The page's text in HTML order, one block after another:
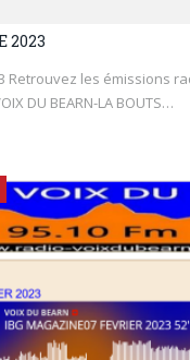
2023
Retrouvez les émissions
DU BEARN-LA BOUTS…